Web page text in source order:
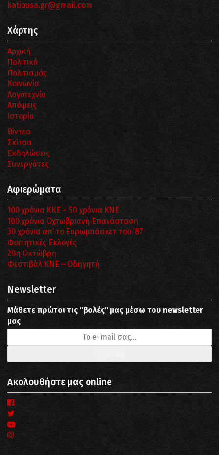
katiousa.gr@gmail.com
Χάρτης
Αρχική
Πολιτικά
Πολιτισμός
Κοινωνία
Λογοτεχνία
Απόψεις
Ιστορία
Βίντεο
Σκίτσα
Εκδηλώσεις
Συνεργάτες
Αφιερώματα
100 χρόνια ΚΚΕ – 50 χρόνια ΚΝΕ
100 χρόνια Οχτωβριανή Επανάσταση
30 χρόνια απ’ το Ευρωμπάσκετ του ΄87
Φοιτητικές Εκλογές
28η Οκτώβρη
Φεστιβάλ ΚΝΕ – Οδηγητή
Newsletter
Μάθετε πρώτοι τις "βολές" μας μέσω του newsletter
μας
Ακολουθήστε μας online